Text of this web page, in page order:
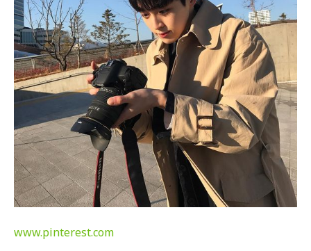
www.pinterest.com